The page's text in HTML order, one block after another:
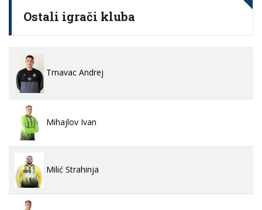
Ostali igrači kluba
Trnavac Andrej
Mihajlov Ivan
Milić Strahinja